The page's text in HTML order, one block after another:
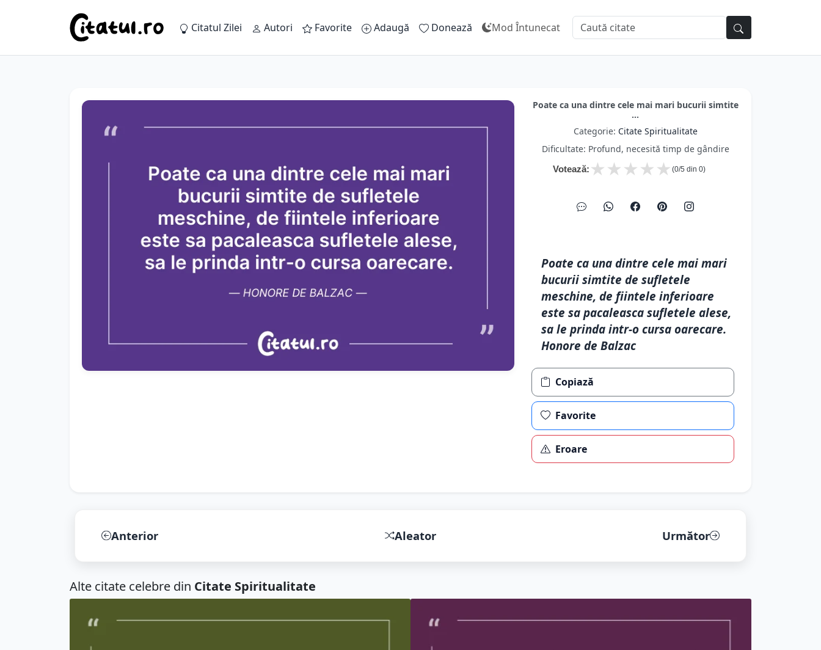
Citatul Zilei Autori Favorite Adaugă Donează Mod Întunecat
Poate ca una dintre cele mai mari bucurii simtite
...
Categorie: Citate Spiritualitate
Dificultate: Profund, necesită timp de gândire
Votează: ★
★
★
★
★ (0/5 din 0)
Poate ca una dintre cele mai mari
bucurii simtite de sufletele
meschine, de fiintele inferioare
este sa pacaleasca sufletele alese,
sa le prinda intr-o cursa oarecare.
Honore de Balzac
Copiază
Favorite
Eroare
Anterior Aleator Următor
Alte citate celebre din Citate Spiritualitate